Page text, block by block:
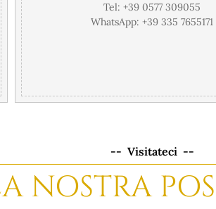
Tel: +39 0577 309055
WhatsApp: +39 335 7655171
-- Visitateci --
NOSTRA